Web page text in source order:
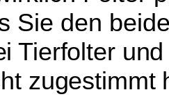
Sie den
Tierfolter
zugestimmt